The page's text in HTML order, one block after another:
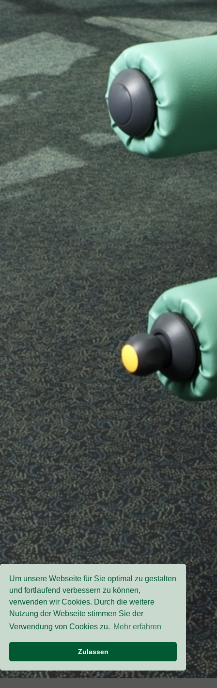
Um unsere Webseite für Sie optimal zu gestalten
und fortlaufend verbessern zu können,
verwenden wir Cookies. Durch die weitere
Nutzung der Webseite stimmen Sie der
Verwendung von Cookies zu. Mehr erfahren
Zulassen